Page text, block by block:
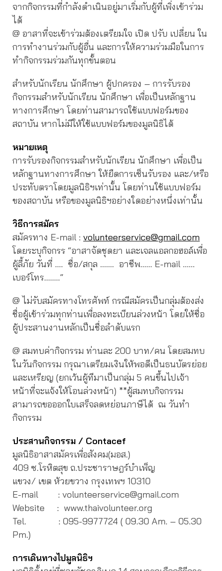
จากกิจกรรมที่กำลังดำเนินอยู่มาเริ่มกับผู้ที่เพิ่งเข้าร่วม
ได้
@ อาสาที่จะเข้าร่วมต้องเตรียมใจ เปิด ปรับ เปลี่ยน ใน
การทำงานร่วมกับผู้อื่น และการให้ความร่วมมือในการ
ทำกิจกรรมร่วมกันทุกขั้นตอน
สำหรับนักเรียน นักศึกษา ผู้ปกครอง – การรับรอง
กิจกรรมสำหรับนักเรียน นักศึกษา เพื่อเป็นหลักฐาน
ทางการศึกษา โดยท่านสามารถใช้แบบฟอร์มของ
สถาบัน หากไม่มีให้ใช้แบบฟอร์มของมูลนิธิได้
หมายเหตุ
การรับรองกิจกรรมสำหรับนักเรียน นักศึกษา เพื่อเป็น
หลักฐานทางการศึกษา ให้ยืดการเซ็นรับรอง และ/หรือ
ประทับตราโดยมูลนิธิฯเท่านั้น โดยท่านใช้แบบฟอร์ม
ของสถาบัน หรือของมูลนิธิฯอย่างใดอย่างหนึ่งเท่านั้น
วิธีการสมัคร
สมัครทาง E-mail : volunteerservice@gmail.com
โดยระบุกิจกรร “อาสาจัดชุดยา และเจลแอลกอฮอล์เพื่อ
ผู้ลี้ภัย วันที่ …. ชื่อ/สกุล ……. อาชีพ…… E-mail ……
เบอร์โทร……..”
@ ไม่รับสมัครทางโทรศัพท์ กรณีสมัครเป็นกลุ่มต้องส่ง
ชื่อผู้เข้าร่วมทุกท่านเพื่อลงทะเบียนล่วงหน้า โดยให้ชื่อ
ผู้ประสานงานหลักเป็นชื่อลำดับแรก
@ สมทบค่ากิจกรรม ท่านละ 200 บาท/คน โดยสมทบ
ในวันกิจกรรม กรุณาเตรียมเงินให้พอดีเป็นธนบัตรย่อย
และเหรียญ (ยกเว้นผู้ทีมาเป็นกลุ่ม 5 คนขึ้นไปเจ้า
หน้าที่จะแจ้งให้โอนล่วงหน้า) **ผู้สมทบกิจกรรม
สามารถขอออกใบเสร็จลดหย่อนภาษีได้ ณ วันทำ
กิจกรรม
ประสานกิจกรรม / Contacef
มูลนิธิอาสาสมัครเพื่อสังคม(มอส.)
409 ซ.โรหิตสุข ถ.ประชาราษฎร์บำเพ็ญ
แขวง/ เขต ห้วยขวาง กรุงเทพฯ 10310
E-mail : volunteerservice@gmail.com
Website : www.thaivolunteer.org
Tel. : 095-9977724 ( 09.30 Am. – 05.30
Pm.)
การเดินทางไปมูลนิธิฯ